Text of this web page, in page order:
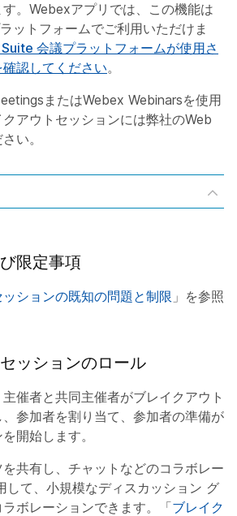
。Webexアプリでは、この機能は
ットフォームでご利用いただけま
会議プラットフォームが使用さ
認してください。
またはWebex Webinarsを使用
アウトセッションには弊社のWeb
い。
限定事項
ションの既知の問題と制限 」を参照
ッションのロール
催者と共同主催者がブレイクアウト
参加者を割り当て、参加者の準備が
開始します。
共有し、チャットなどのコラボレー
して、小規模なディスカッション グ
ボレーションできます。「ブレイク